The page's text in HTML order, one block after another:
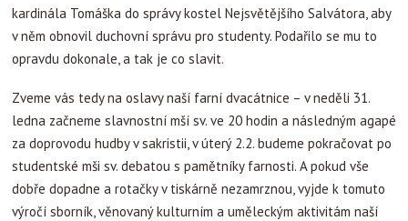
kardinála Tomáška do správy kostel Nejsvětějšího Salvátora, aby
v něm obnovil duchovní správu pro studenty. Podařilo se mu to
opravdu dokonale, a tak je co slavit.
Zveme vás tedy na oslavy naší farní dvacátnice – v neděli 31.
ledna začneme slavnostní mší sv. ve 20 hodin a následným agapé
za doprovodu hudby v sakristii, v úterý 2.2. budeme pokračovat po
studentské mši sv. debatou s pamětníky farnosti. A pokud vše
dobře dopadne a rotačky v tiskárně nezamrznou, vyjde k tomuto
výročí sborník, věnovaný kulturním a uměleckým aktivitám naší